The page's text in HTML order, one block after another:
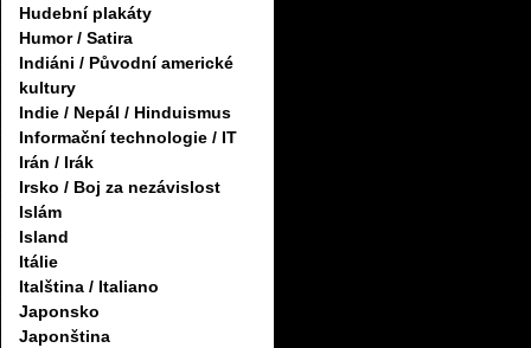
Hudební plakáty
Humor / Satira
Indiáni / Původní americké
kultury
Indie / Nepál / Hinduismus
Informační technologie / IT
Irán / Irák
Irsko / Boj za nezávislost
Islám
Island
Itálie
Italština / Italiano
Japonsko
Japonština